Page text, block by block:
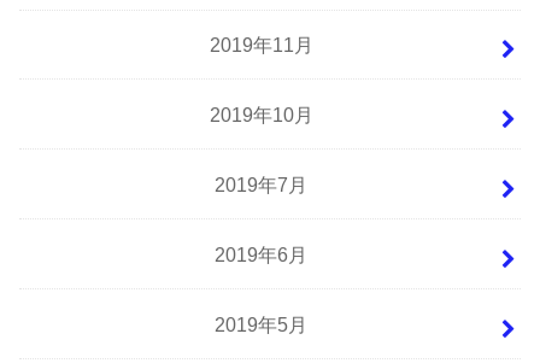
2019年11月
2019年10月
2019年7月
2019年6月
2019年5月